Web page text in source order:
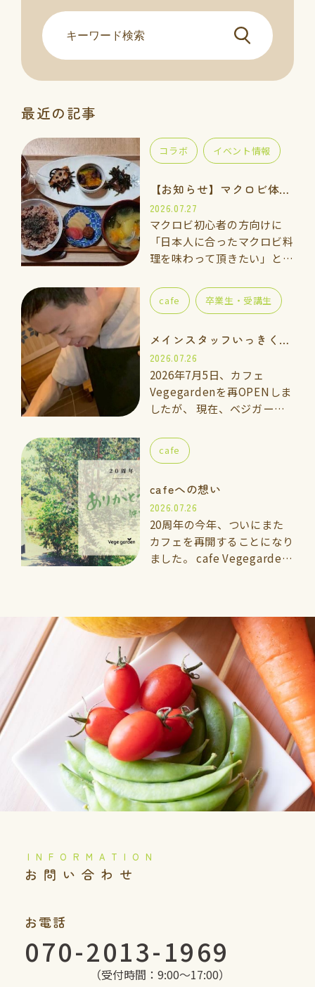
最近の記事
【お知らせ】マクロビ体験会のご案内
2026.07.27
マクロビ初心者の方向けに
「日本人に合ったマクロビ料
理を味わって頂きたい」と思
た。 一緒に手を動かしなが
ら「玄米ご飯、ごま塩、重ね
てみませんか…
コラボ イベント情報
メインスタッフいっきくんのご紹介
2026.07.26
2026年7月5日、カフェ
Vegegardenを再OPENしま
したが、 現在、ベジガーデ
ている「いっきくん」にカフ
ェのメインスタッフとしてお
cafe 卒業生・受講生
cafeへの想い
2026.07.26
20周年の今年、ついにまた
カフェを再開することになり
ました。 cafe Vegegarden
cafe
️お問い合わせ
お電話
070-2013-1969
（受付時間：9:00〜17:00）